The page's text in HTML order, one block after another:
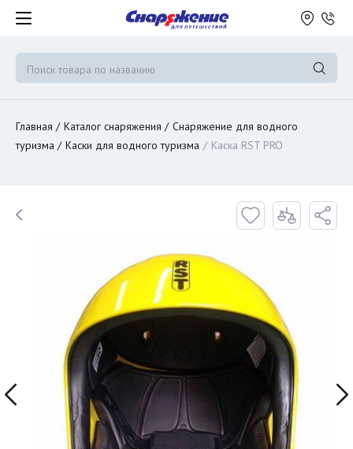
Главная Каталог снаряжения
Снаряжение для водного
туризма
Каски для водного туризма Каска RST PRO